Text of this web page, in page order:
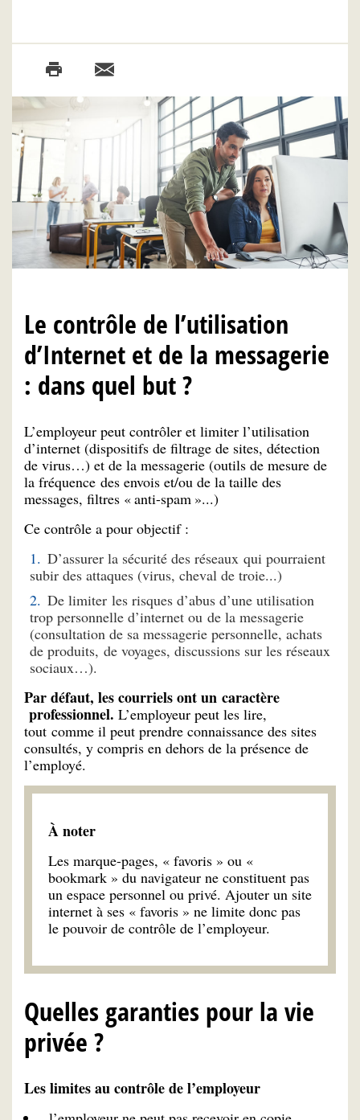
Le contrôle de l’utilisation
d’Internet et de la messagerie
: dans quel but ?
L’employeur peut contrôler et limiter l’utilisation
d’internet (dispositifs de filtrage de sites, détection
de virus…) et de la messagerie (outils de mesure de
la fréquence des envois et/ou de la taille des
messages, filtres « anti-spam »...)
Ce contrôle a pour objectif :
D’assurer la sécurité des réseaux qui pourraient
subir des attaques (virus, cheval de troie...)
De limiter les risques d’abus d’une utilisation
trop personnelle d’internet ou de la messagerie
(consultation de sa messagerie personnelle, achats
de produits, de voyages, discussions sur les réseaux
sociaux…).
Par défaut, les courriels ont un caractère
professionnel. L’employeur peut les lire,
tout comme il peut prendre connaissance des sites
consultés, y compris en dehors de la présence de
l’employé.
Ànoter
Les marque-pages, « favoris » ou «
bookmark » du navigateur ne constituent pas
un espace personnel ou privé. Ajouter un site
internet à ses « favoris » ne limite donc pas
le pouvoir de contrôle de l’employeur.
Quelles garanties pour la vie
privée ?
Les limites au contrôle de l’employeur